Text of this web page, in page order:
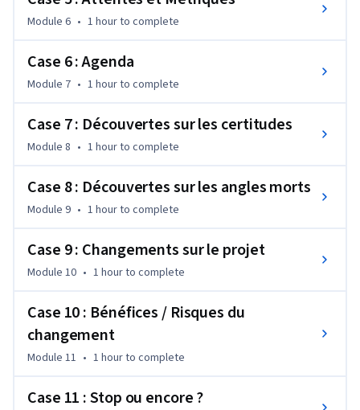
conditions possibles pour appréhender minutieusement
chacune des cases du D.M.C et faire des choix pertinents dans
Module 6 • 1 hourto complete
Case 6 : Agenda
Module 7 • 1 hourto complete
Case 7 : Découvertes sur les certitudes
Module 8 • 1 hourto complete
Case 8 : Découvertes sur les angles morts
Module 9 • 1 hourto complete
Case 9 : Changements sur le projet
Module 10 • 1 hourto complete
Case 10 : Bénéfices / Risques du
changement
Module 11 • 1 hourto complete
Case 11 : Stop ou encore ?